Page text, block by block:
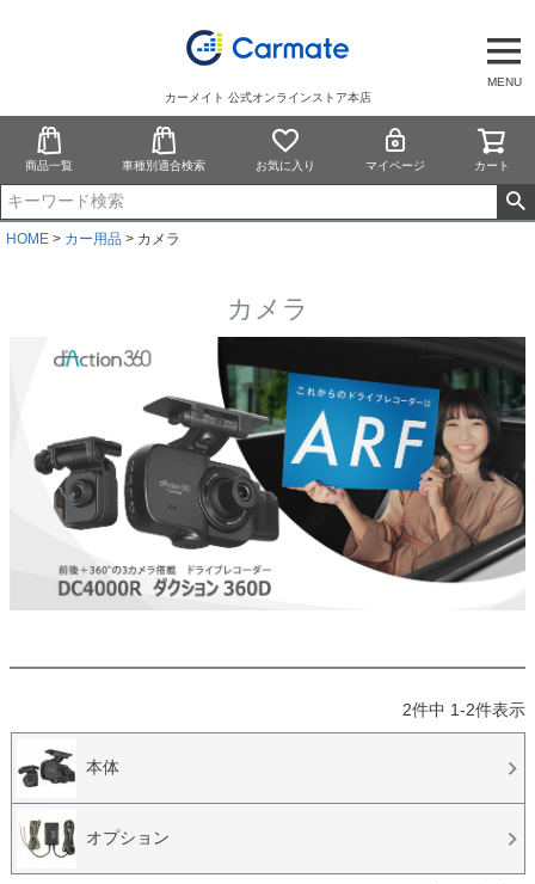
MENU
カーメイト 公式オンラインストア本店
商品一覧 車種別適合検索 お気に入り マイページ カート
HOME カー用品 カメラ
カメラ
2件中 1-2件表示
本体
オプション